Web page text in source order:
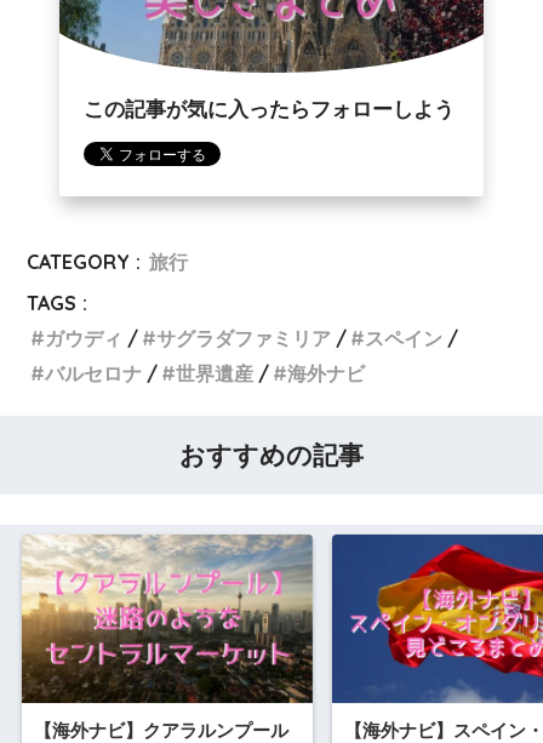
この記事が気に入ったらフォローしよう
CATEGORY : 旅行
TAGS :
ガウディ
サグラダファミリア
スペイン
バルセロナ
世界遺産 海外ナビ
おすすめの記事
【海外ナビ】クアラルンプール
【海外ナビ】スペイン